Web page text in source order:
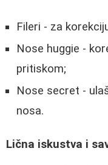
Fileri - za
Nose huggie -
pritiskom;
Nose secret -
nosa.
Lična iskustva i